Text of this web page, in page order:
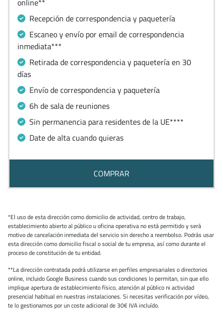
online**
Recepción de correspondencia y paquetería
Escaneo y envío por email de correspondencia
inmediata***
Retirada de correspondencia y paquetería en 30
días
Envío de correspondencia y paquetería
6h de sala de reuniones
Sin permanencia para residentes de la UE****
Date de alta cuando quieras
COMPRAR
*El uso de esta dirección como domicilio de actividad, centro de trabajo,
establecimiento abierto al público u oficina operativa no está permitido y será
motivo de cancelación inmediata del servicio sin derecho a reembolso. Podrás usar
esta dirección como domicilio fiscal o social de tu empresa, así como durante el
proceso de constitución de tu entidad.
**La dirección contratada podrá utilizarse en perfiles empresariales o directorios
online, incluido Google Business cuando sus condiciones lo permitan, sin que ello
implique apertura de establecimiento físico, atención al público ni actividad
presencial habitual en nuestras instalaciones. Si necesitas verificación por vídeo,
te lo gestionamos por un coste adicional de 30€ IVA incluído.